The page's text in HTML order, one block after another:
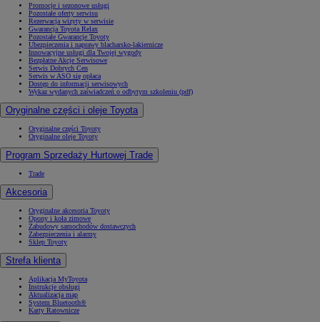
Promocje i sezonowe usługi
Pozostałe oferty serwisu
Rezerwacja wizyty w serwisie
Gwarancja Toyota Relax
Pozostałe Gwarancje Toyoty
Ubezpieczenia i naprawy blacharsko-lakiernicze
Innowacyjne usługi dla Twojej wygody
Bezpłatne Akcje Serwisowe
Serwis Dobrych Cen
Serwis w ASO się opłaca
Dostęp do informacji serwisowych
Wykaz wydanych zaświadczeń o odbytym szkoleniu (pdf)
Oryginalne części i oleje Toyota
Oryginalne części Toyoty
Oryginalne oleje Toyoty
Program Sprzedaży Hurtowej Trade
Trade
Akcesoria
Oryginalne akcesoria Toyoty
Opony i koła zimowe
Zabudowy samochodów dostawczych
Zabezpieczenia i alarmy
Sklep Toyoty
Strefa klienta
Aplikacja MyToyota
Instrukcje obsługi
Aktualizacja map
System Bluetooth®
Karty Ratownicze